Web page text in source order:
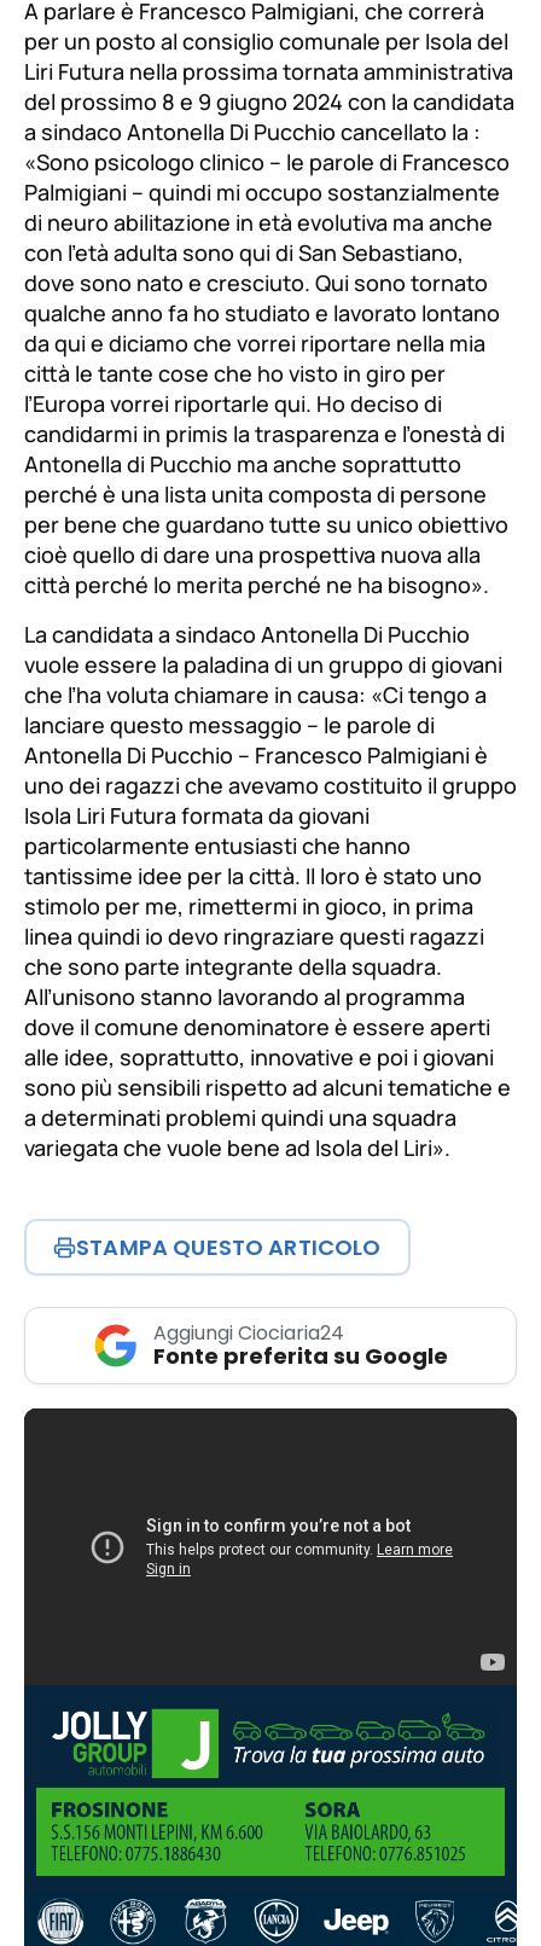
A parlare è Francesco Palmigiani, che correrà
per un posto al consiglio comunale per Isola del
Liri Futura nella prossima tornata amministrativa
del prossimo 8 e 9 giugno 2024 con la candidata
a sindaco Antonella Di Pucchio cancellato la :
«Sono psicologo clinico – le parole di Francesco
Palmigiani – quindi mi occupo sostanzialmente
di neuro abilitazione in età evolutiva ma anche
con l’età adulta sono qui di San Sebastiano,
dove sono nato e cresciuto. Qui sono tornato
qualche anno fa ho studiato e lavorato lontano
da qui e diciamo che vorrei riportare nella mia
città le tante cose che ho visto in giro per
l’Europa vorrei riportarle qui. Ho deciso di
candidarmi in primis la trasparenza e l’onestà di
Antonella di Pucchio ma anche soprattutto
perché è una lista unita composta di persone
per bene che guardano tutte su unico obiettivo
cioè quello di dare una prospettiva nuova alla
città perché lo merita perché ne ha bisogno».
La candidata a sindaco Antonella Di Pucchio
vuole essere la paladina di un gruppo di giovani
che l’ha voluta chiamare in causa: «Ci tengo a
lanciare questo messaggio – le parole di
Antonella Di Pucchio – Francesco Palmigiani è
uno dei ragazzi che avevamo costituito il gruppo
Isola Liri Futura formata da giovani
particolarmente entusiasti che hanno
tantissime idee per la città. Il loro è stato uno
stimolo per me, rimettermi in gioco, in prima
linea quindi io devo ringraziare questi ragazzi
che sono parte integrante della squadra.
All’unisono stanno lavorando al programma
dove il comune denominatore è essere aperti
alle idee, soprattutto, innovative e poi i giovani
sono più sensibili rispetto ad alcuni tematiche e
a determinati problemi quindi una squadra
variegata che vuole bene ad Isola del Liri».
STAMPA QUESTO ARTICOLO
Aggiungi Ciociaria24
Fonte preferita su Google